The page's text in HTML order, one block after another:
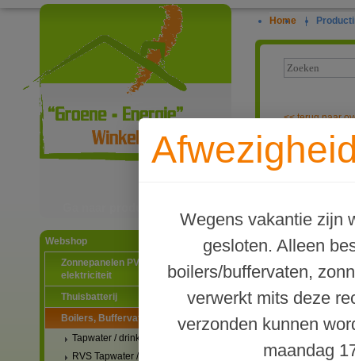
Webshop
Zonnepanelen PV-systemen
elektriciteit
Thuisbatterij
Boilers, Buffervaten en toebehoren
Tapwater / drinkwater boilers
RVS Tapwater / drinkwater boilers
Home |
Wegens vakantie zijn
gesloten. Alleen
boilers/buffervaten,
verwerkt mits deze
verzonden kunnen
maandag
<<terug naar
TWL Type